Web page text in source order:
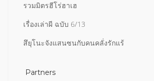
รวมมิตรฮีโร่ฮาเฮ
เรื่องเล่าผี ฉบับ 6/13
สึยุโนะจังแสนซนกับคนคลั่งรักแร้
Partners